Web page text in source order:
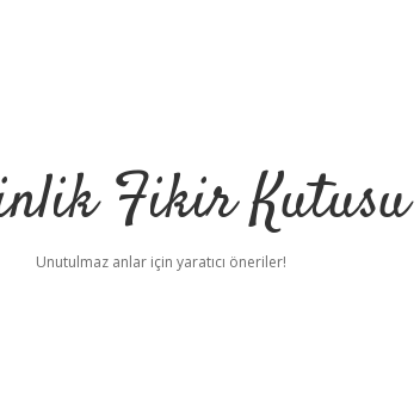
Fikir Kutusu
Unutulmaz anlar için yaratıcı öneriler!